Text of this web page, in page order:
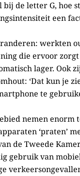
bij de letter G, hoe
een
werkten
die ervoor
lager. Ook
‘Dat kun je
te
nemen enorm
‘praten’
de Tweede
gebruik van